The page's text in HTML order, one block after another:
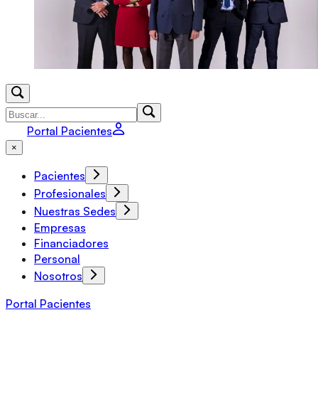
Portal Pacientes
×
Pacientes
Profesionales
Nuestras Sedes
Empresas
Financiadores
Personal
Nosotros
Portal Pacientes